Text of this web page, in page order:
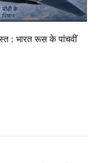
: भारत रूस के पांचवीं